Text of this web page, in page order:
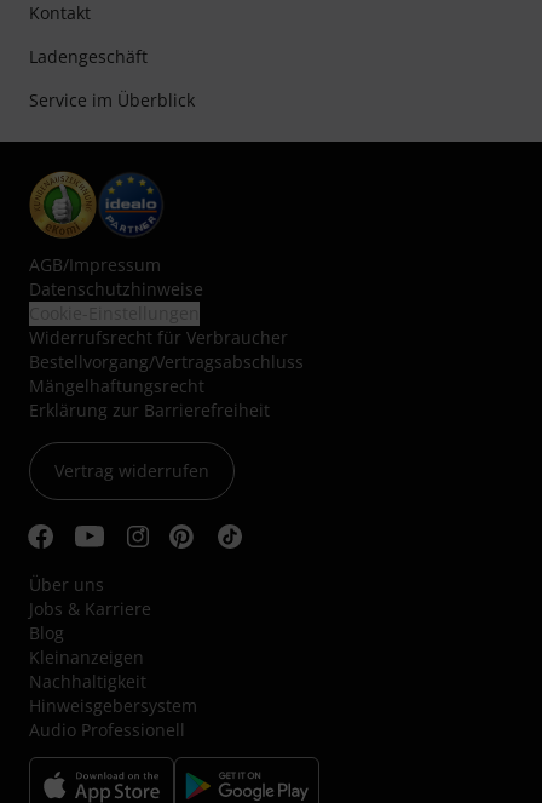
Kontakt
Ladengeschäft
Service im Überblick
AGB/Impressum
Datenschutzhinweise
Widerrufsrecht für Verbraucher
Bestellvorgang/Vertragsabschluss
Mängelhaftungsrecht
Erklärung zur Barrierefreiheit
Vertrag widerrufen
Über uns
Jobs & Karriere
Blog
Kleinanzeigen
Nachhaltigkeit
Hinweisgebersystem
Audio Professionell